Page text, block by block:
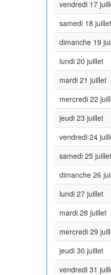
vendredi 17
samedi 18 juillet
dimanche 19
lundi 20 juillet
mardi 21 juillet
mercredi 22
jeudi 23 juillet
vendredi 24
samedi 25 juillet
dimanche 26
lundi 27 juillet
mardi 28 juillet
mercredi 29
jeudi 30 juillet
vendredi 31